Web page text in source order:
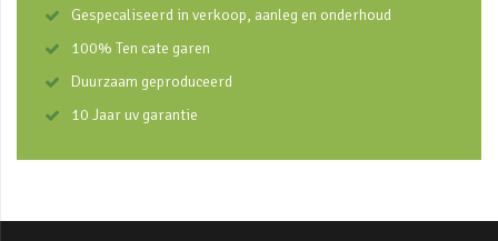
Gespecaliseerd in verkoop, aanleg en onderhoud
100% Ten cate garen
Duurzaam geproduceerd
10 Jaar uv garantie